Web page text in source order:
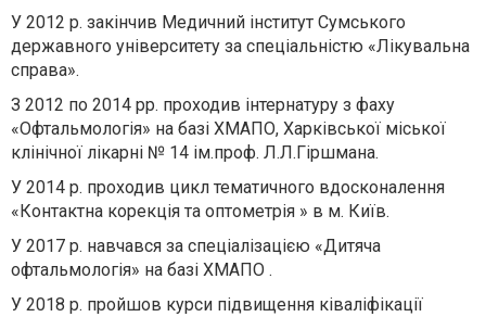
У 2012 р. закінчив Медичний інститут Сумського
державного університету за спеціальністю «Лікувальна
справа».
З 2012 по 2014 рр. проходив інтернатуру з фаху
«Офтальмологія» на базі ХМАПО, Харківської міської
клінічної лікарні № 14 ім.проф. Л.Л.Гіршмана.
У 2014 р. проходив цикл тематичного вдосконалення
«Контактна корекція та оптометрія » в м. Київ.
У 2017 р. навчався за спеціалізацією «Дитяча
офтальмологія» на базі ХМАПО .
У 2018 р. пройшов курси підвищення ківаліфікації